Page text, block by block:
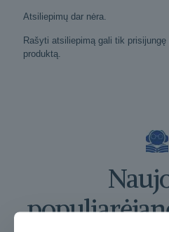
Atsiliepimų dar nėra.
Rašyti atsiliepimą gali tik
produktą.